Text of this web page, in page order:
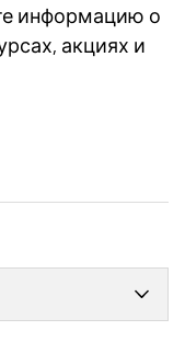
информацию о
акциях и